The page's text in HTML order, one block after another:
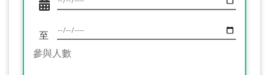
至
參與人數